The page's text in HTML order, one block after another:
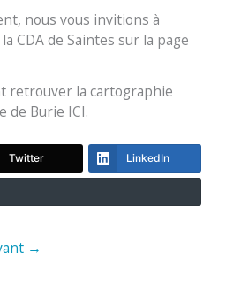
nous vous invitions à
CDA de Saintes sur la page
retrouver la cartographie
de Burie ICI.
Twitter LinkedIn
→